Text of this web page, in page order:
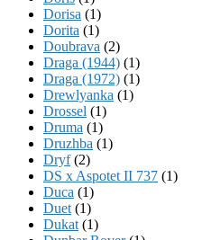
Dorisa (1)
Dorita (1)
Doubrava (2)
Draga (1944) (1)
Draga (1972) (1)
Drewlyanka (1)
Drossel (1)
Druma (1)
Druzhba (1)
Dryf(2)
DS x Aspotet II 737 (1)
Duca (1)
Duet (1)
Dukat (1)